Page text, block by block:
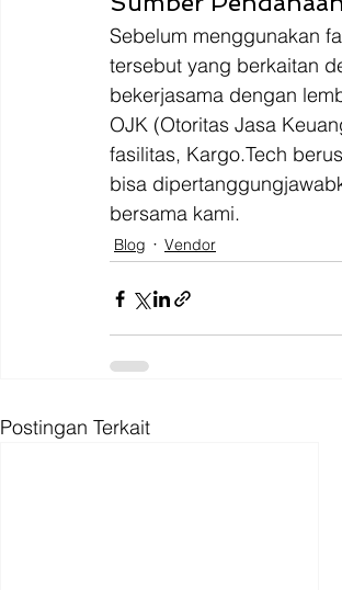
Sebelum menggunakan
tersebut yang berkaitan
bekerjasama dengan
OJK (Otoritas Jasa
fasilitas, Kargo.Tech
bisa
bersama kami.
Blog Vendor
Postingan Terkait